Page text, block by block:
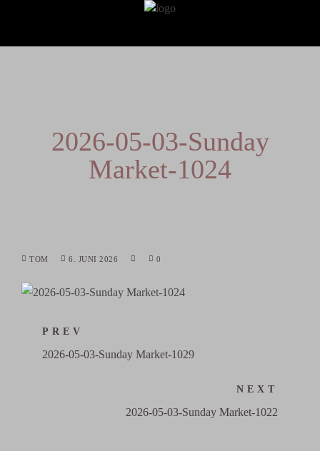
2026-05-03-Sunday
Market-1024
TOM 6. JUNI 2026 0
PREV
2026-05-03-Sunday Market-1029
NEXT
2026-05-03-Sunday Market-1022